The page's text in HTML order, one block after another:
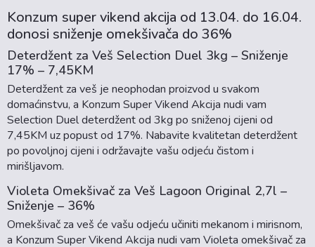
Konzum super vikend akcija od 13.04. do 16.04.
donosi sniženje omekšivača do 36%
Deterdžent za Veš Selection Duel 3kg – Sniženje
17% – 7,45KM
Deterdžent za veš je neophodan proizvod u svakom
domaćinstvu, a Konzum Super Vikend Akcija nudi vam
Selection Duel deterdžent od 3kg po sniženoj cijeni od
7,45KM uz popust od 17%. Nabavite kvalitetan deterdžent
po povoljnoj cijeni i održavajte vašu odjeću čistom i
mirišljavom.
Violeta Omekšivač za Veš Lagoon Original 2,7l –
Sniženje – 36%
Omekšivač za veš će vašu odjeću učiniti mekanom i mirisnom,
a Konzum Super Vikend Akcija nudi vam Violeta omekšivač za